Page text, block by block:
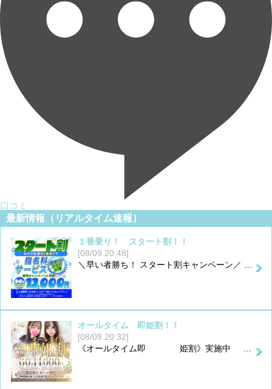
口コミ
最新情報（リアルタイム速報）
１番乗り！ スタート割！！
[08/09 20:48]
＼早い者勝ち！ スタート割キャンペーン／ …
オールタイム 即姫割！！
[08/09 20:32]
《オールタイム即 姫割》実施中 …